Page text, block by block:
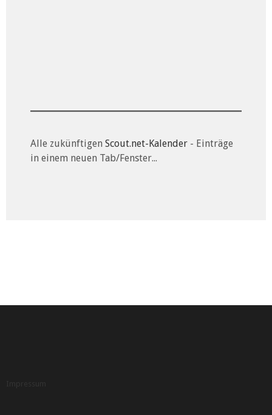
Alle zukünftigen Scout.net-Kalender - Einträge
in einem neuen Tab/Fenster...